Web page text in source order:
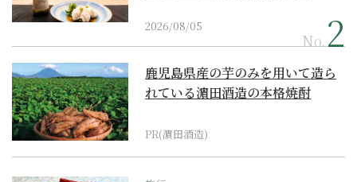
2026/08/05
No.
鹿児島県産の芋のみを用いて造ら
れている濵田酒造の本格焼酎
PR(濵田酒造)